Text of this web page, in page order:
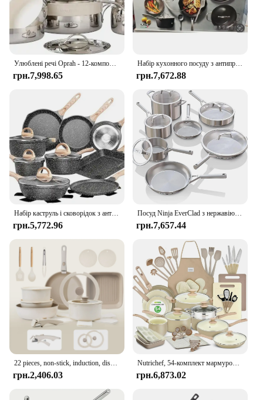
Улюблені речі Oprah - 12-компонентні каструлі та сковорідки з нержавіючої сталі, набір посуду з антипригарним покриттям, нетоксичним керамічним інтер’єром
грн.7,998.65
Набір кухонного посуду з антипригарним керамічним покриттям Кришки із загартованого скла, безпечний для духовки, індукційний набір із 12 предметів із посудом
грн.7,672.88
Набір каструль і сковорідок з антипригарним покриттям, 23 шт., набір для приготування їжі з сірим гранітовим каменем, сковорідками, сковородою та сковородою для крепу
грн.5,772.96
Посуд Ninja EverClad з нержавіючої сталі, набір каструль і сковорідок із 12 предметів, усі плити та індукційні, безпечна для духовки до 600 ° F, PFAS Free, Tri-Ply
грн.7,657.44
22 pieces, non-stick, induction, dishwasher and oven safe, khaki. Great gift for Christmas and Halloween.KIKCOIN.
грн.2,406.03
Nutrichef, 54-комплект мармурового антипригарного посуду та набору посуду для випічки. Професійна колекція домашньої кухні з різнокольоровими каструлями.
грн.6,873.02